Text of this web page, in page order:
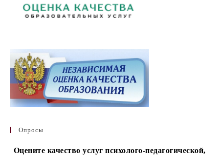
Опросы
Оцените качество услуг психолого-педагогической,